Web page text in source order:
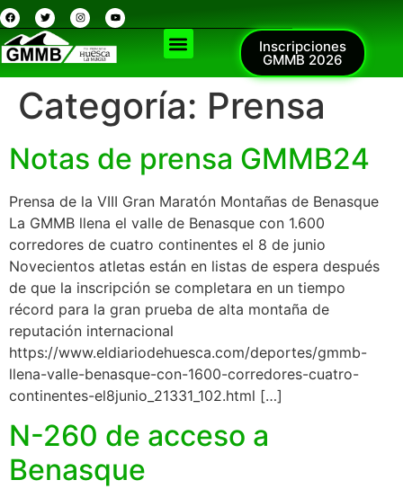
Inscripciones
GMMB 2026
Categoría: Prensa
Notas de prensa GMMB24
Prensa de la VIII Gran Maratón Montañas de Benasque
La GMMB llena el valle de Benasque con 1.600
corredores de cuatro continentes el 8 de junio
Novecientos atletas están en listas de espera después
de que la inscripción se completara en un tiempo
récord para la gran prueba de alta montaña de
reputación internacional
https://www.eldiariodehuesca.com/deportes/gmmb-
llena-valle-benasque-con-1600-corredores-cuatro-
continentes-el8junio_21331_102.html […]
N-260 de acceso a
Benasque